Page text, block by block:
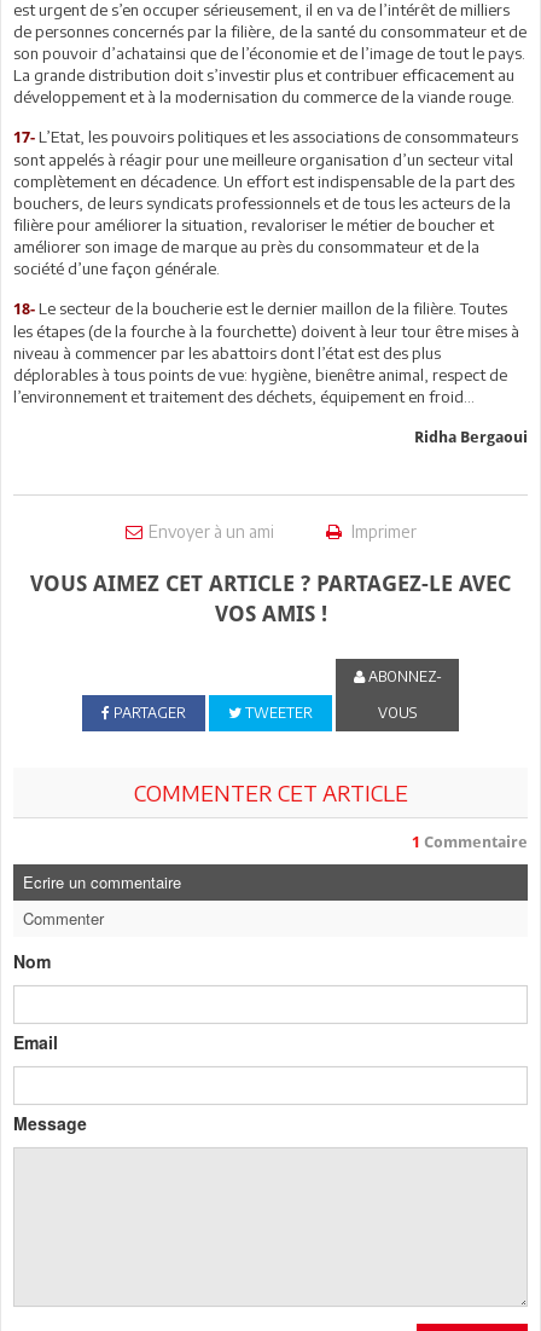
est urgent de s’en occuper sérieusement, il en va de l’intérêt de milliers
de personnes concernés par la filière, de la santé du consommateur et de
son pouvoir d’achatainsi que de l’économie et de l’image de tout le pays.
La grande distribution doit s’investir plus et contribuer efficacement au
développement et à la modernisation du commerce de la viande rouge.
17- L’Etat, les pouvoirs politiques et les associations de consommateurs
sont appelés à réagir pour une meilleure organisation d’un secteur vital
complètement en décadence. Un effort est indispensable de la part des
bouchers, de leurs syndicats professionnels et de tous les acteurs de la
filière pour améliorer la situation, revaloriser le métier de boucher et
améliorer son image de marque au près du consommateur et de la
société d’une façon générale.
18- Le secteur de la boucherie est le dernier maillon de la filière. Toutes
les étapes (de la fourche à la fourchette) doivent à leur tour être mises à
niveau à commencer par les abattoirs dont l’état est des plus
déplorables à tous points de vue: hygiène, bienêtre animal, respect de
l’environnement et traitement des déchets, équipement en froid…
Ridha Bergaoui
Envoyer à un ami Imprimer
VOUS AIMEZ CET ARTICLE ? PARTAGEZ-LE AVEC
VOS AMIS !
PARTAGER TWEETER
ABONNEZ-
VOUS
COMMENTER CET ARTICLE
1 Commentaire
Ecrire un commentaire
Commenter
Nom
Email
Message